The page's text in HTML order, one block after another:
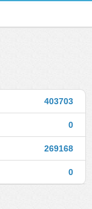
403703
0
269168
0